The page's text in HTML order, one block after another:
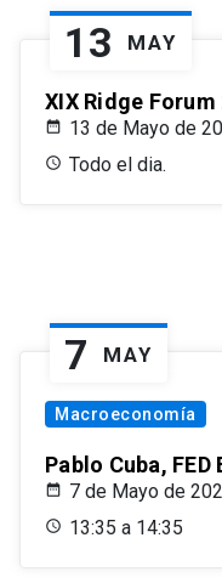
13 MAY
XIX Ridge Forum
13 de Mayo de
Todo el dia.
7 MAY
Macroeconomía
Pablo Cuba, FED
7 de Mayo de
13:35 a 14:35